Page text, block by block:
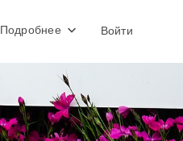
Подробнее Войти